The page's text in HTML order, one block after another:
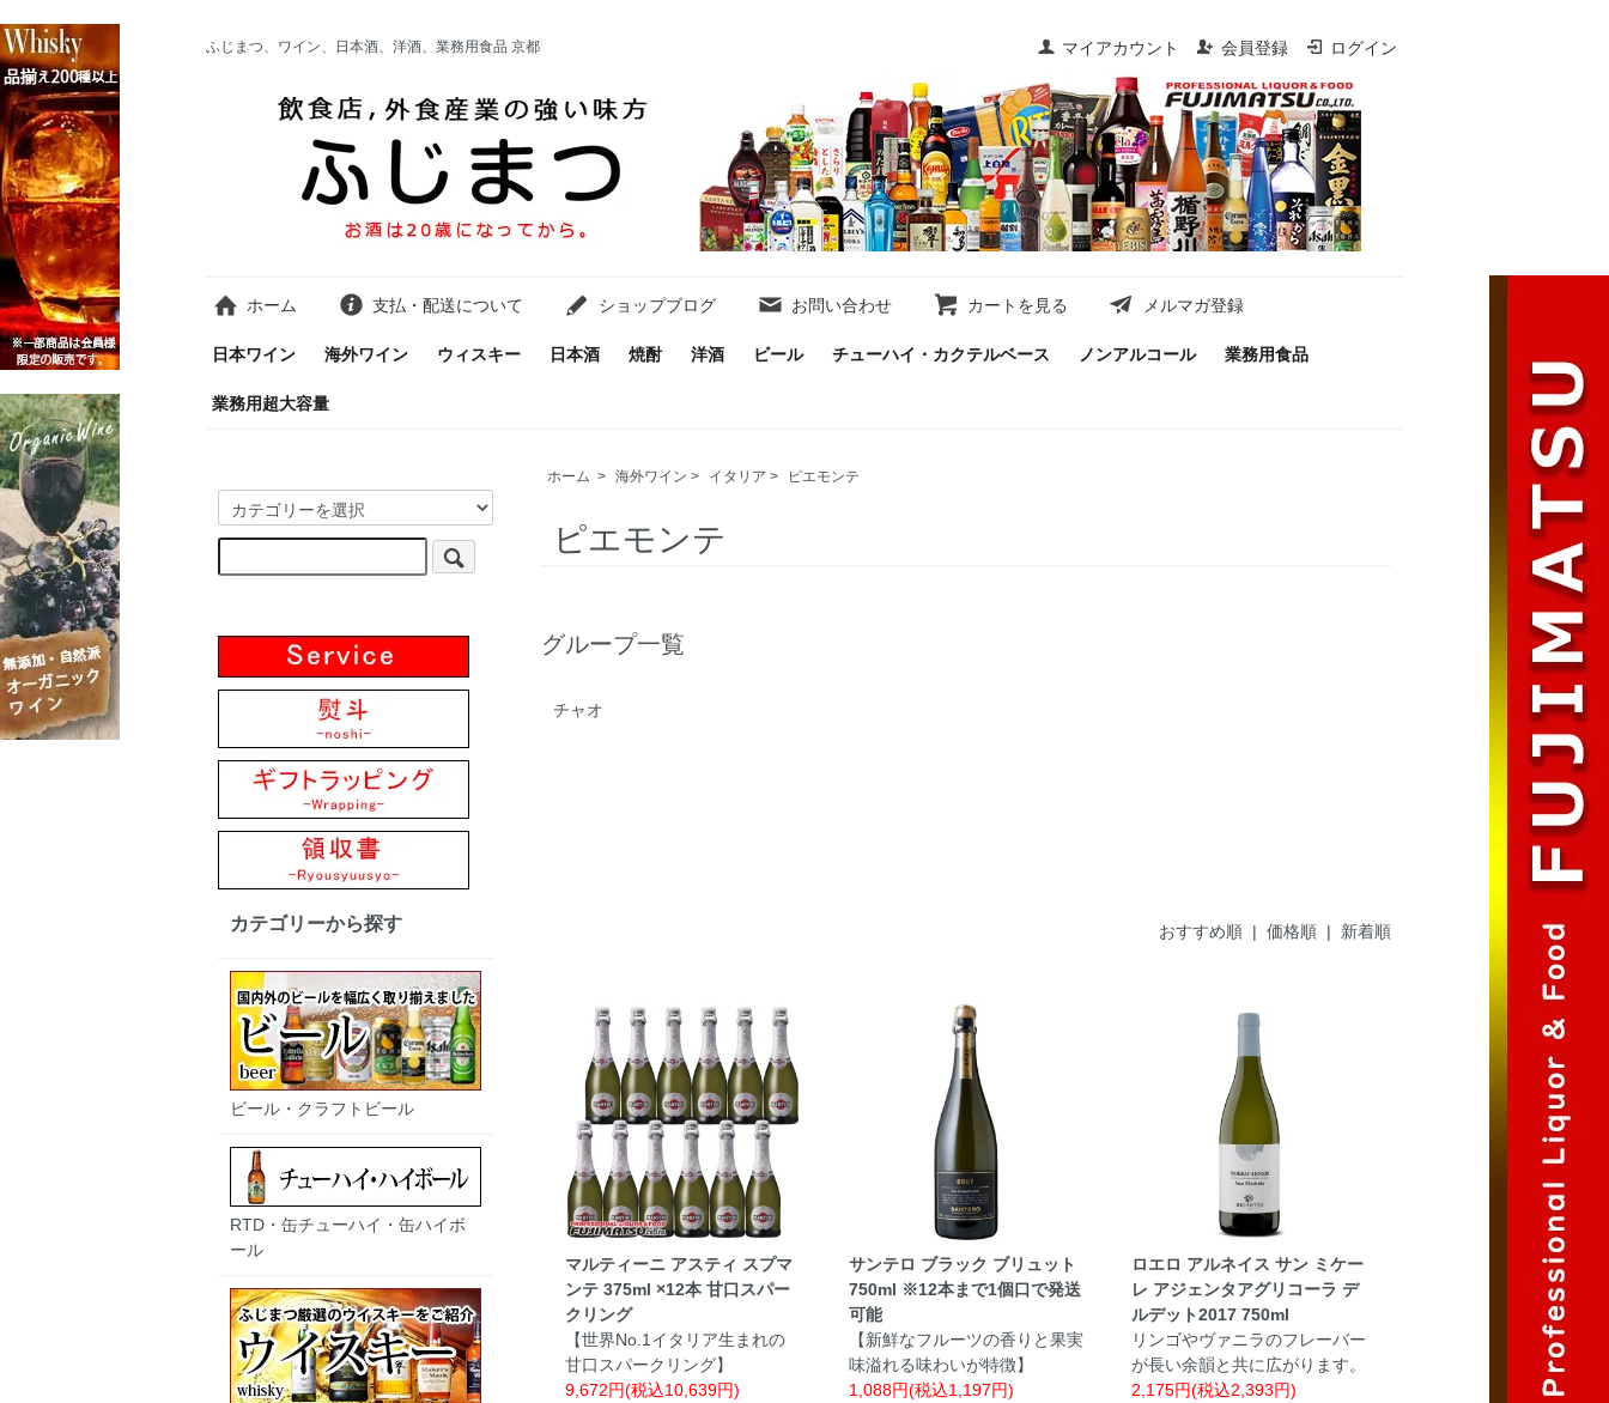
マイアカウント 会員登録 ログイン
ふじまつ、ワイン、日本酒、洋酒、業務用食品 京都
ホーム 支払・配送について ショップブログ お問い合わせ カートを見る メルマガ登録
日本ワイン 海外ワイン ウィスキー 日本酒 焼酎 洋酒 ビール チューハイ・カクテルベース ノンアルコール 業務用食品
業務用超大容量
ホーム > 海外ワイン > イタリア > ピエモンテ
ピエモンテ
グループ一覧
チャオ
おすすめ順 | 価格順 | 新着順
マルティーニ アスティ スプマ
ンテ 375ml ×12本 甘口スパー
クリング
【世界No.1イタリア生まれの
甘口スパークリング】
9,672円(税込10,639円)
サンテロ ブラック ブリュット
750ml ※12本まで1個口で発送
可能
【新鮮なフルーツの香りと果実
味溢れる味わいが特徴】
1,088円(税込1,197円)
ロエロ アルネイス サン ミケー
レ アジェンタアグリコーラ デ
ルデット2017 750ml
リンゴやヴァニラのフレーバー
が長い余韻と共に広がります。
2,175円(税込2,393円)
カテゴリーから探す
ビール・クラフトビール
RTD・缶チューハイ・缶ハイボ
ール